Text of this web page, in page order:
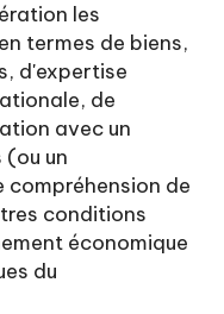
les
termes de biens,
d'expertise
de
avec un
un
de
conditions
économique
du